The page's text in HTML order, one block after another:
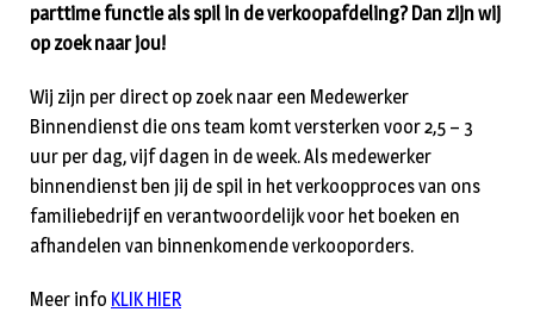
parttime functie als spil in de verkoopafdeling? Dan zijn wij
op zoek naar jou!
Wij zijn per direct op zoek naar een Medewerker
Binnendienst die ons team komt versterken voor 2,5 – 3
uur per dag, vijf dagen in de week. Als medewerker
binnendienst ben jij de spil in het verkoopproces van ons
familiebedrijf en verantwoordelijk voor het boeken en
afhandelen van binnenkomende verkooporders.
Meer info KLIK HIER